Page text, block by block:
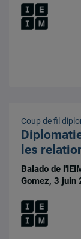
Coup de fil
les
Balado de
Gomez, 3 juin